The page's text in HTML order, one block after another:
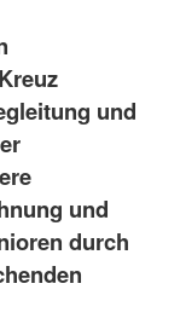
und
und
durch